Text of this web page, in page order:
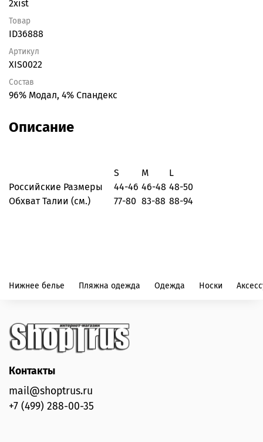
2xist
Товар
ID36888
Артикул
XIS0022
Состав
96% Модал, 4% Спандекс
Описание
S M
L
Российские Размеры
44-46 46-48 48-50
Обхват Талии (см.)
77-80 83-88 88-94
Нижнее белье Пляжна одежда Одежда Носки
Контакты
mail@shoptrus.ru
+7 (499) 288-00-35